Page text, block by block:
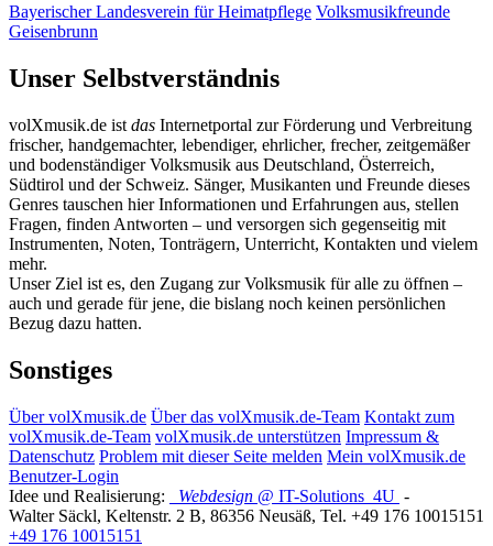
Bayerischer Landesverein für Heimatpflege Volksmusikfreunde
Geisenbrunn
Unser Selbstverständnis
volXmusik.de ist das Internetportal zur Förderung und Verbreitung
frischer, handgemachter, lebendiger, ehrlicher, frecher, zeitgemäßer
und bodenständiger Volksmusik aus Deutschland, Österreich,
Südtirol und der Schweiz. Sänger, Musikanten und Freunde dieses
Genres tauschen hier Informationen und Erfahrungen aus, stellen
Fragen, finden Antworten – und versorgen sich gegenseitig mit
Instrumenten, Noten, Tonträgern, Unterricht, Kontakten und vielem
mehr.
Unser Ziel ist es, den Zugang zur Volksmusik für alle zu öffnen –
auch und gerade für jene, die bislang noch keinen persönlichen
Bezug dazu hatten.
Sonstiges
Über volXmusik.de Über das volXmusik.de-Team Kontakt zum
volXmusik.de-Team volXmusik.de unterstützen Impressum &
Datenschutz Problem mit dieser Seite melden Mein volXmusik.de
Benutzer-Login
Idee und Realisierung:
Webdesign @ IT-Solutions 4U -
Walter Säckl, Keltenstr. 2 B, 86356 Neusäß, Tel. +49 176 10015151
+49 176 10015151